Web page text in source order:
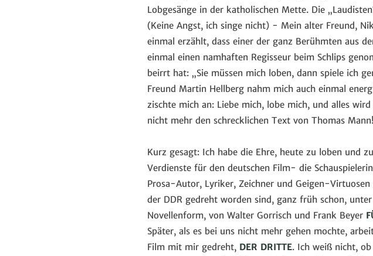
Lobgesänge in der katholischen Mette. Die
(Keine Angst, ich singe nicht) - Mein alter Freund,
einmal erzählt, dass einer der ganz Berühmten aus
einmal einen namhaften Regisseur beim Schlips
beirrt hat: „Sie müssen mich loben, dann spiele ich
Freund Martin Hellberg nahm mich auch einmal
zischte mich an: Liebe mich, lobe mich, und alles
nicht mehr den schrecklichen Text von Thomas Mann!
Kurz gesagt: Ich habe die Ehre, heute zu loben und
Verdienste für den deutschen Film- die
Prosa-Autor, Lyriker, Zeichner und Geigen-
der DDR gedreht worden sind, ganz früh schon,
Novellenform, von Walter Gorrisch und Frank Beyer
Später, als es bei uns nicht mehr gehen mochte,
Film mit mir gedreht, DER DRITTE. Ich weiß nicht,